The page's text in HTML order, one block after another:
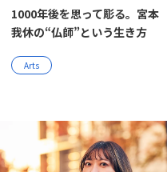
1000年後を思って彫る。宮本
我休の“仏師”という生き方
Arts